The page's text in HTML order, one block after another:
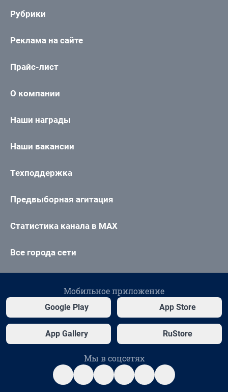
Рубрики
Реклама на сайте
Прайс-лист
О компании
Наши награды
Наши вакансии
Техподдержка
Предвыборная агитация
Статистика канала в MAX
Все города сети
Мобильное приложение
Google Play App Store
App Gallery RuStore
Мы в соцсетях